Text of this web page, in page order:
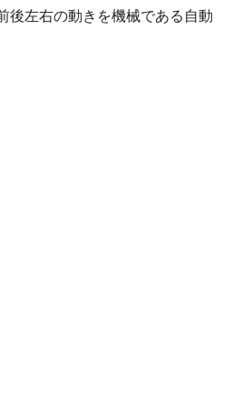
後左右の動きを機械である自動